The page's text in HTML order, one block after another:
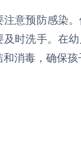
意预防感染
及时洗手。在
消毒，确保孩